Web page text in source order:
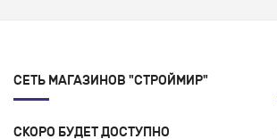
СЕТЬ МАГАЗИНОВ "СТРОЙМИР"
СКОРО БУДЕТ ДОСТУПНО